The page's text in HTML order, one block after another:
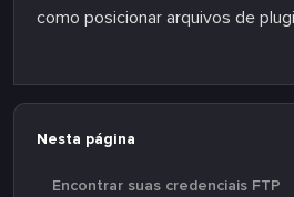
como posicionar arquivos de
Nesta página
Encontrar suas credenciais FTP